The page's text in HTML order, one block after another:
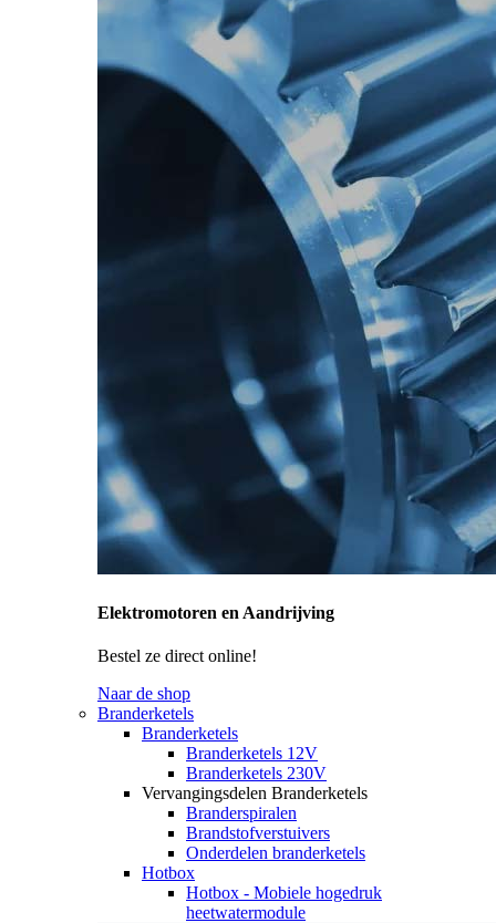
Elektromotoren en Aandrijving
Bestel ze direct online!
Naar de shop
Branderketels
Branderketels
Branderketels 12V
Branderketels 230V
Vervangingsdelen Branderketels
Branderspiralen
Brandstofverstuivers
Onderdelen branderketels
Hotbox
Hotbox - Mobiele hogedruk
heetwatermodule